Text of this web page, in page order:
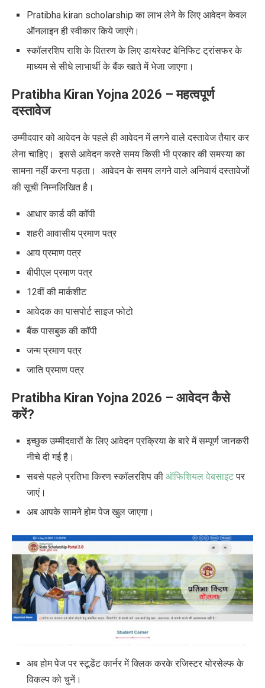
Pratibha kiran scholarship का लाभ लेने के लिए आवेदन केवल
ऑनलाइन ही स्वीकार किये जाएंगे।
स्कॉलरशिप राशि के वितरण के लिए डायरेक्ट बेनिफिट ट्रांसफर के
माध्यम से सीधे लाभार्थी के बैंक खाते में भेजा जाएगा।
Pratibha Kiran Yojna 2026 –महत्वपूर्ण
दस्तावेज
उम्मीदवार को आवेदन के पहले ही आवेदन में लगने वाले दस्तावेज तैयार कर
लेना चाहिए। इससे आवेदन करते समय किसी भी प्रकार की समस्या का
सामना नहीं करना पड़ता। आवेदन के समय लगने वाले अनिवार्य दस्तावेजों
की सूची निम्नलिखित है।
आधार कार्ड की कॉपी
शहरी आवासीय प्रमाण पत्र
आय प्रमाण पत्र
बीपीएल प्रमाण पत्र
12वीं की मार्कशीट
आवेदक का पासपोर्ट साइज फोटो
बैंक पासबुक की कॉपी
जन्म प्रमाण पत्र
जाति प्रमाण पत्र
Pratibha Kiran Yojna 2026 – आवेदन कैसे
करें?
इच्छुक उम्मीदवारों के लिए आवेदन प्रक्रिया के बारे में सम्पूर्ण जानकरी
नीचे दी गई है।
सबसे पहले प्रतिभा किरण स्कॉलरशिप की ऑफिशियल वेबसाइटपर
जाएं।
अब आपके सामने होम पेज खुल जाएगा।
अब होम पेज पर स्टूडेंट कार्नर में क्लिक करके रजिस्टर योरसेल्फ के
विकल्प को चुनें।